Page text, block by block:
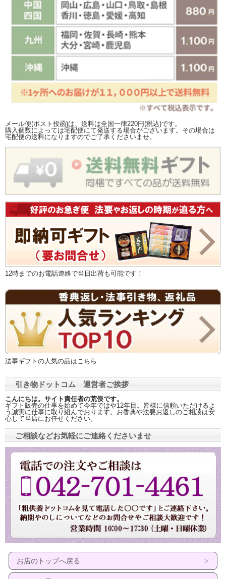
メール便(ポスト投函)は、送料は全国一律220円(税込)です。
購入個数によっては宅配便にて発送する場合がございます。その場合は
宅配便の送料になりますのでご了承くださいませ。
12時までのお電話連絡で当日出荷も可能です！
法事ギフトの人気の品はこちら
引き物ドットコム 運営者ご挨拶
こんにちは。サイト責任者の荒俣です。
ギフト販売の仕事を始めて今年ではや12年目。皆様に信頼いただけるよ
う誠実に仕事に取り組んでおります。お香典や法要お返しのご相談は安
心して当店にお任せください。
ご相談などお気軽にご連絡くださいませ
お店のトップへ戻る